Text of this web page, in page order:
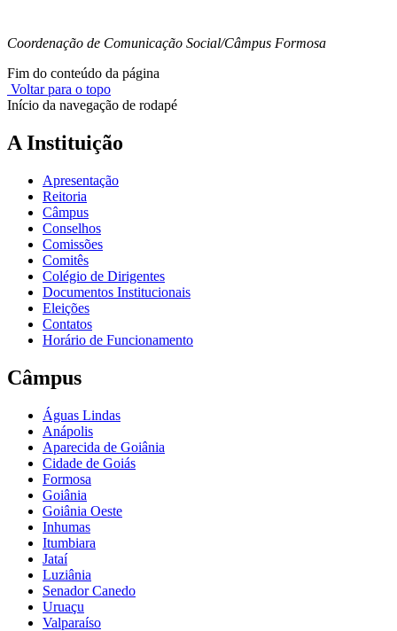
Coordenação de Comunicação Social/Câmpus Formosa
Fim do conteúdo da página
Voltar para o topo
Início da navegação de rodapé
A Instituição
Apresentação
Reitoria
Câmpus
Conselhos
Comissões
Comitês
Colégio de Dirigentes
Documentos Institucionais
Eleições
Contatos
Horário de Funcionamento
Câmpus
Águas Lindas
Anápolis
Aparecida de Goiânia
Cidade de Goiás
Formosa
Goiânia
Goiânia Oeste
Inhumas
Itumbiara
Jataí
Luziânia
Senador Canedo
Uruaçu
Valparaíso